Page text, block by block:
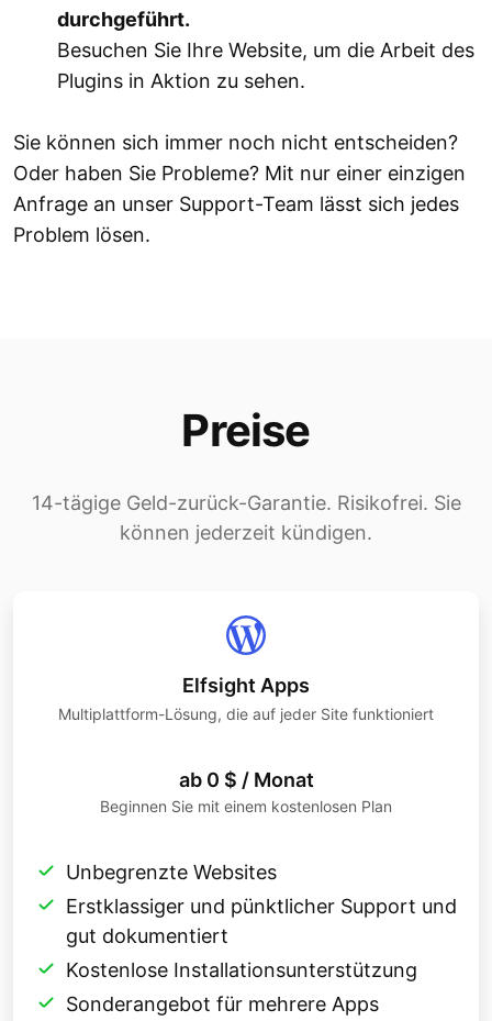
durchgeführt.
Besuchen Sie Ihre Website, um die Arbeit des
Plugins in Aktion zu sehen.
Sie können sich immer noch nicht entscheiden?
Oder haben Sie Probleme? Mit nur einer einzigen
Anfrage an unser Support-Team lässt sich jedes
Problem lösen.
Preise
14-tägige Geld-zurück-Garantie. Risikofrei. Sie
können jederzeit kündigen.
Elfsight Apps
Multiplattform-Lösung, die auf jeder Site funktioniert
ab 0 $ / Monat
Beginnen Sie mit einem kostenlosen Plan
Unbegrenzte Websites
Erstklassiger und pünktlicher Support und
gut dokumentiert
Kostenlose Installationsunterstützung
Sonderangebot für mehrere Apps